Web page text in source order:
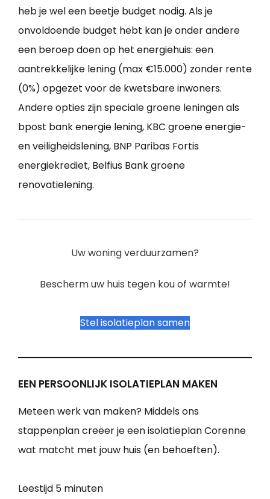
heb je wel een beetje budget nodig. Als je
onvoldoende budget hebt kan je onder andere
een beroep doen op het energiehuis: een
aantrekkelijke lening (max €15.000) zonder rente
(0%) opgezet voor de kwetsbare inwoners.
Andere opties zijn speciale groene leningen als
bpost bank energie lening, KBC groene energie-
en veiligheidslening, BNP Paribas Fortis
energiekrediet, Belfius Bank groene
renovatielening.
Uw woning verduurzamen?
Bescherm uw huis tegen kou of warmte!
Stel isolatieplan samen
EEN PERSOONLIJK ISOLATIEPLAN MAKEN
Meteen werk van maken? Middels ons
stappenplan creëer je een isolatieplan Corenne
wat matcht met jouw huis (en behoeften).
Leestijd 5 minuten